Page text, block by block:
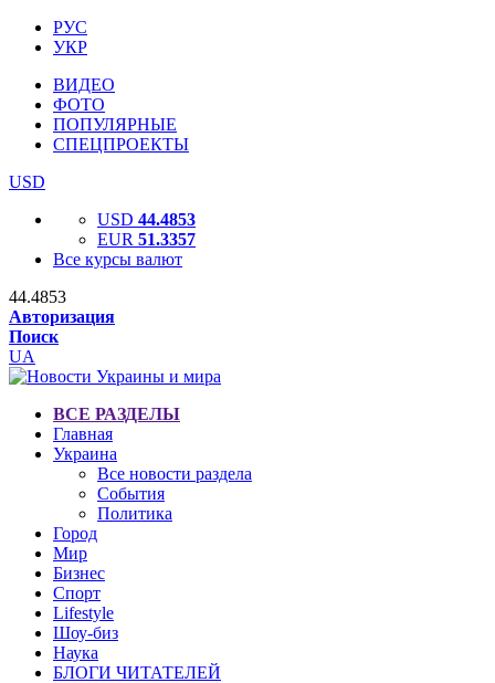
РУС
УКР
ВИДЕО
ФОТО
ПОПУЛЯРНЫЕ
СПЕЦПРОЕКТЫ
USD
USD 44.4853
EUR 51.3357
Все курсы валют
44.4853
Авторизация
Поиск
UA
ВСЕ РАЗДЕЛЫ
Главная
Украина
Все новости раздела
События
Политика
Город
Мир
Бизнес
Спорт
Lifestyle
Шоу-биз
Наука
БЛОГИ ЧИТАТЕЛЕЙ